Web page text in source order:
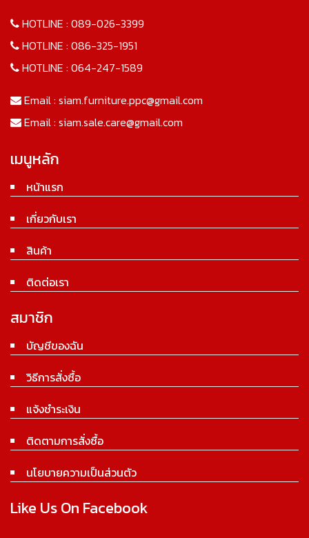
HOTLINE : 089-026-3399
HOTLINE : 086-325-1951
HOTLINE : 064-247-1589
Email : siam.furniture.ppc@gmail.com
Email : siam.sale.care@gmail.com
เมนูหลัก
หน้าแรก
เกี่ยวกับเรา
สินค้า
ติดต่อเรา
สมาชิก
บัญชีของฉัน
วิธีการสั่งซื้อ
แจ้งชำระเงิน
ติดตามการสั่งซื้อ
นโยบายความเป็นส่วนตัว
Like Us On Facebook